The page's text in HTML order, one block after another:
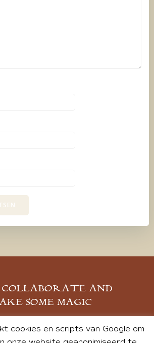
COLLABORATE AND
SOME MAGIC
MELD JE AAN
cookies en scripts van Google om